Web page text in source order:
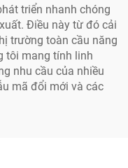
triển nhanh chóng
Điều này từ đó cải
trường toàn cầu năng
tôi mang tính linh
nhu cầu của nhiều
mã đổi mới và các